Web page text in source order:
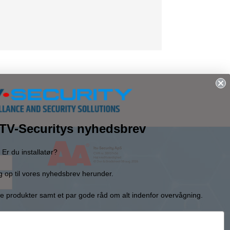
Securitys nyhedsbrev
Er du installatør?
op til vores nyhedsbrev herunder.
produkter samt et par gode råd om alt indenfor overvågning.